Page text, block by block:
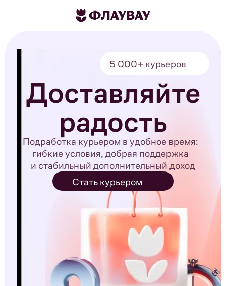
5 000+ курьеров
Доставляйте
радость
Подработка курьером в удобное время:
гибкие условия, добрая поддержка
и стабильный дополнительный доход
Стать курьером